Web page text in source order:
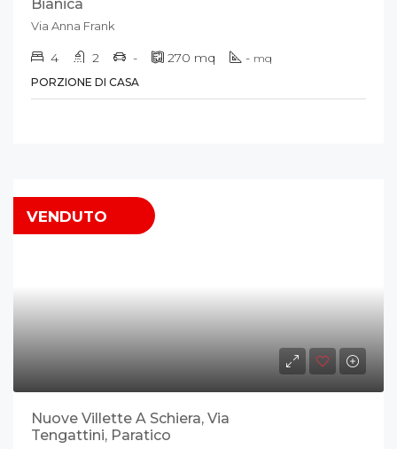
Bianica
Via Anna Frank
4 2 - 270 mq - mq
PORZIONE DI CASA
VENDUTO
Nuove Villette A Schiera, Via
Tengattini, Paratico